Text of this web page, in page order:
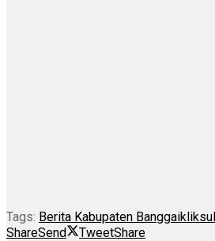
Tags: Berita Kabupaten Banggai
ShareSend TweetShare